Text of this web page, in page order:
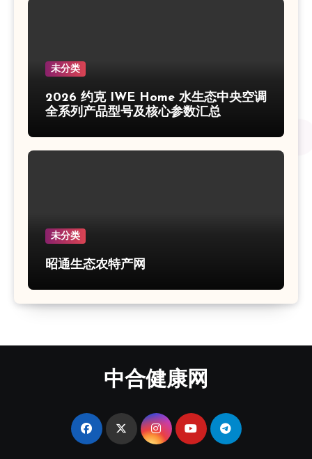
未分类
2026 约克 IWE Home 水生态中央空调
全系列产品型号及核心参数汇总
未分类
昭通生态农特产网
中合健康网